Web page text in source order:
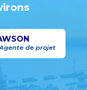
de projet